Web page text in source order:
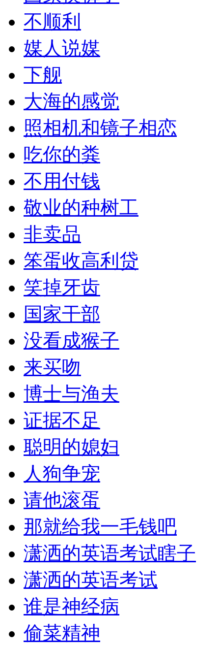
不顺利
媒人说媒
下舰
大海的感觉
照相机和镜子相恋
吃你的粪
不用付钱
敬业的种树工
非卖品
笨蛋收高利贷
笑掉牙齿
国家干部
没看成猴子
来买吻
博士与渔夫
证据不足
聪明的媳妇
人狗争宠
请他滚蛋
那就给我一毛钱吧
潇洒的英语考试瞎子
潇洒的英语考试
谁是神经病
偷菜精神